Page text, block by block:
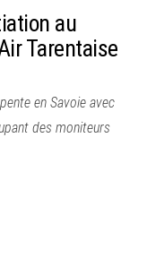
au
Tarentaise
en Savoie avec
des moniteurs